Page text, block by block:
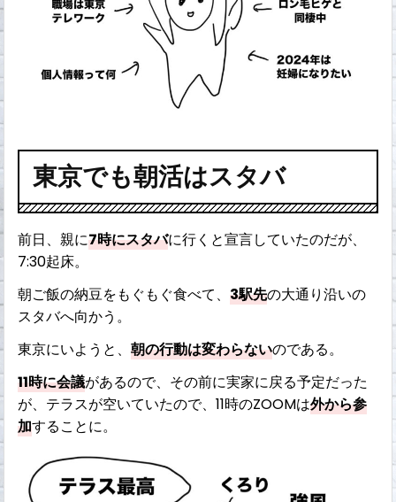
東京でも朝活はスタバ
前日、親に7時にスタバに行くと宣言していたのだが、
7:30起床。
朝ご飯の納豆をもぐもぐ食べて、3駅先の大通り沿いの
スタバへ向かう。
東京にいようと、朝の行動は変わらないのである。
11時に会議があるので、その前に実家に戻る予定だった
が、テラスが空いていたので、11時のZOOMは外から参
加することに。